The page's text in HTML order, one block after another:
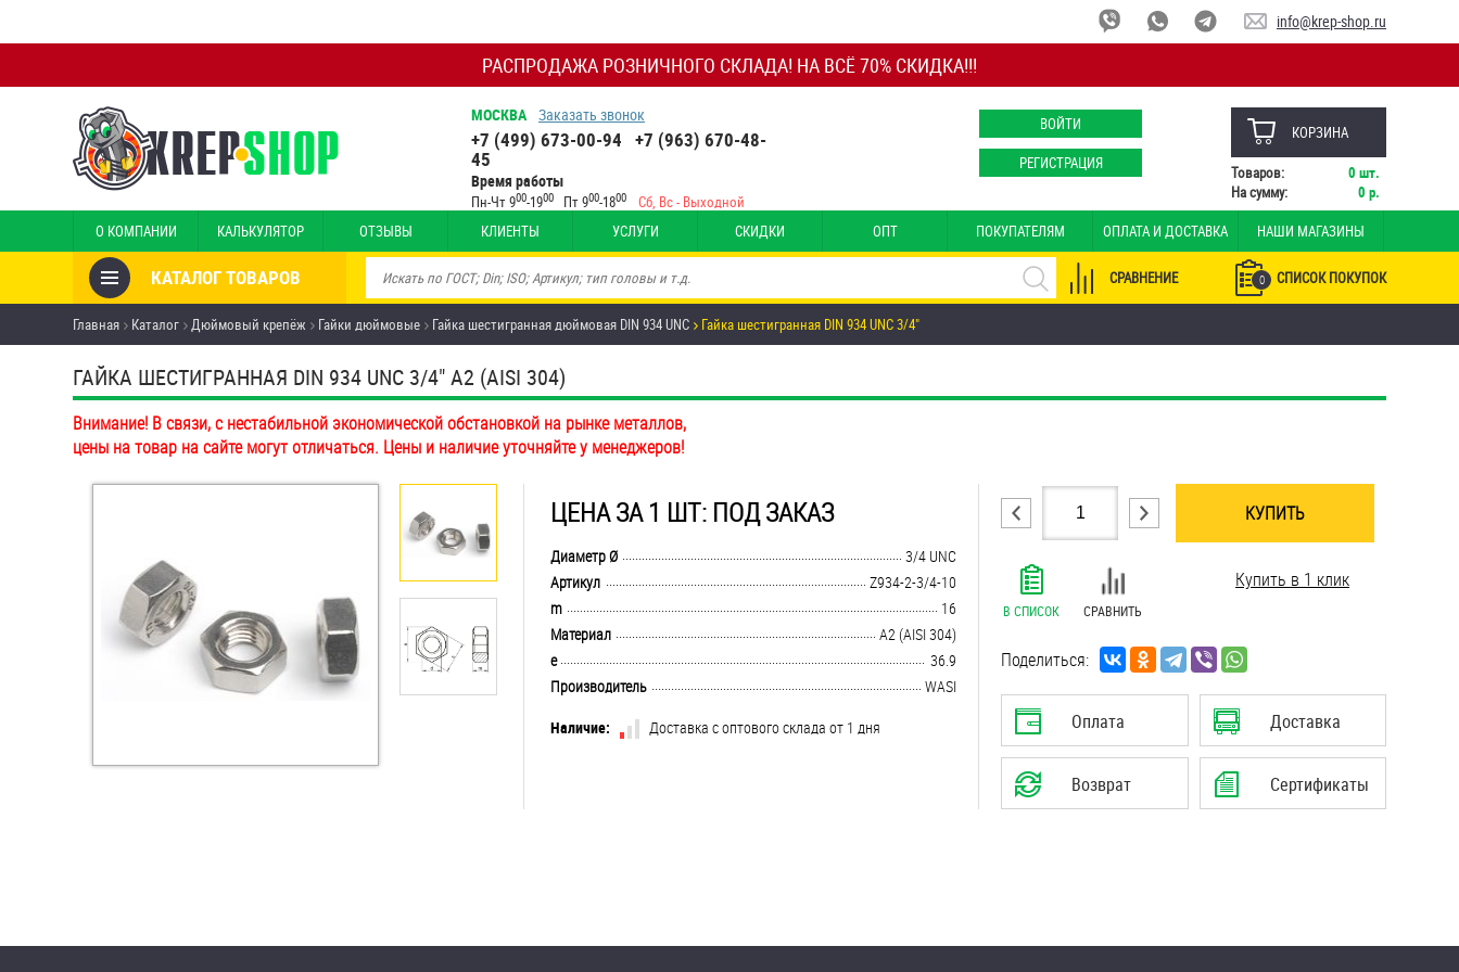
РАСПРОДАЖА РОЗНИЧНОГО СКЛАДА! НА ВСЁ 70% СКИДКА!!!
info@krep-shop.ru
МОСКВА Заказать звонок
+7 (499) 673-00-94 +7 (963) 670-48-
45
Время работы
Пн-Чт 900-1900 Пт 900-1800 Сб, Вс - Выходной
ВОЙТИ
РЕГИСТРАЦИЯ
КОРЗИНА
Товаров: 0 шт.
На сумму:
0 р.
О КОМПАНИИ КАЛЬКУЛЯТОР ОТЗЫВЫ КЛИЕНТЫ УСЛУГИ СКИДКИ ОПТ ПОКУПАТЕЛЯМ ОПЛАТА И ДОСТАВКА НАШИ МАГАЗИНЫ
КАТАЛОГ ТОВАРОВ 0 СПИСОК ПОКУПОК
СРАВНЕНИЕ
Товары со скидкой
Анкеры
Антивандальный крепёж,
инструмент
Болты и винты
Дюбели
Дюймовый крепёж
Оснастка и аксессуары для
Главная Каталог Дюймовый крепёж Гайки дюймовые Гайка шестигранная дюймовая DIN 934 UNC Гайка шестигранная DIN 934 UNC 3/4"
ГАЙКА ШЕСТИГРАННАЯ DIN 934 UNC 3/4" А2 (AISI 304)
Внимание! В связи, с нестабильной экономической обстановкой на рынке металлов,
цены на товар на сайте могут отличаться. Цены и наличие уточняйте у менеджеров!
ЦЕНА ЗА 1 ШТ: ПОД ЗАКАЗ
........................................................................................................................................................................................................
Диаметр Ø
3/4 UNC
........................................................................................................................................................................................................
Артикул
Z934-2-3/4-10
........................................................................................................................................................................................................
m
16
........................................................................................................................................................................................................
Материал
А2 (AISI 304)
........................................................................................................................................................................................................
e
36.9
........................................................................................................................................................................................................
Производитель
WASI
Наличие:
Доставка с оптового склада от 1 дня
КУПИТЬ
В СПИСОК СРАВНИТЬ
Купить в 1 клик
Поделиться:
Оплата Доставка
Возврат Сертификаты